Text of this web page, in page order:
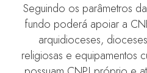
Seguindo os parâmetros
fundo poderá apoiar a
arquidioceses,
religiosas e equipamentos